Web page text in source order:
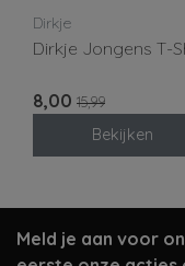
Dirkje
Dirkje Jongens T-
8,00 15,99
Bekijken
Meld je aan voor